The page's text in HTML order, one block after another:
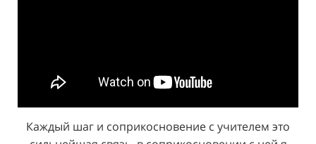
36
37
36
37
Каждый шаг и соприкосновение с учителем это